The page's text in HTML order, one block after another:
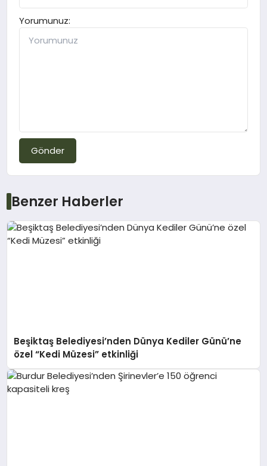
Yorumunuz:
Gönder
Benzer Haberler
Beşiktaş Belediyesi’nden Dünya Kediler Günü’ne
özel “Kedi Müzesi” etkinliği